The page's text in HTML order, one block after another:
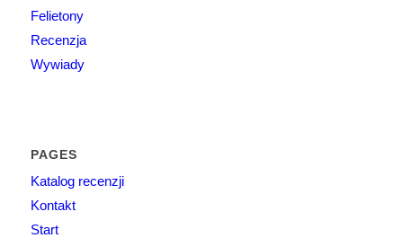
Felietony
Recenzja
Wywiady
PAGES
Katalog recenzji
Kontakt
Start